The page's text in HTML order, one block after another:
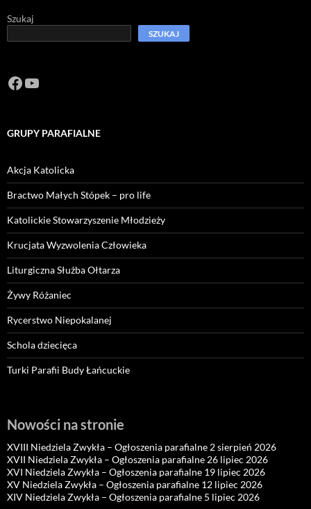
Szukaj
SZUKAJ
Facebook
https://www.youtube.com/channel/
GRUPY PARAFIALNE
Akcja Katolicka
Bractwo Małych Stópek – pro life
Katolickie Stowarzyszenie Młodzieży
Krucjata Wyzwolenia Człowieka
Liturgiczna Służba Ołtarza
Żywy Różaniec
Rycerstwo Niepokalanej
Schola dziecięca
Turki Parafii Budy Łańcuckie
Nowości na stronie
XVIII Niedziela Zwykła – Ogłoszenia parafialne 2 sierpień 2026
XVII Niedziela Zwykła – Ogłoszenia parafialne 26 lipiec 2026
XVI Niedziela Zwykła – Ogłoszenia parafialne 19 lipiec 2026
XV Niedziela Zwykła – Ogłoszenia parafialne 12 lipiec 2026
XIV Niedziela Zwykła – Ogłoszenia parafialne 5 lipiec 2026